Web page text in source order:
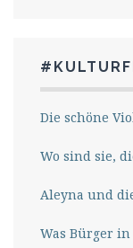
Die schöne
Wo sind sie,
Aleyna und
Was Bürger